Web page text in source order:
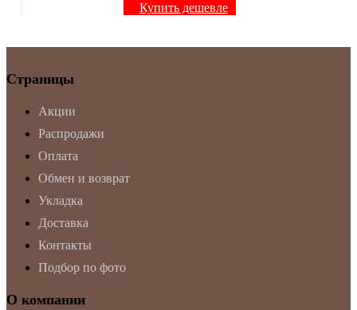
Купить дешевле
Страницы
Акции
Распродажи
Оплата
Обмен и возврат
Укладка
Доставка
Контакты
Подбор по фото
О компании